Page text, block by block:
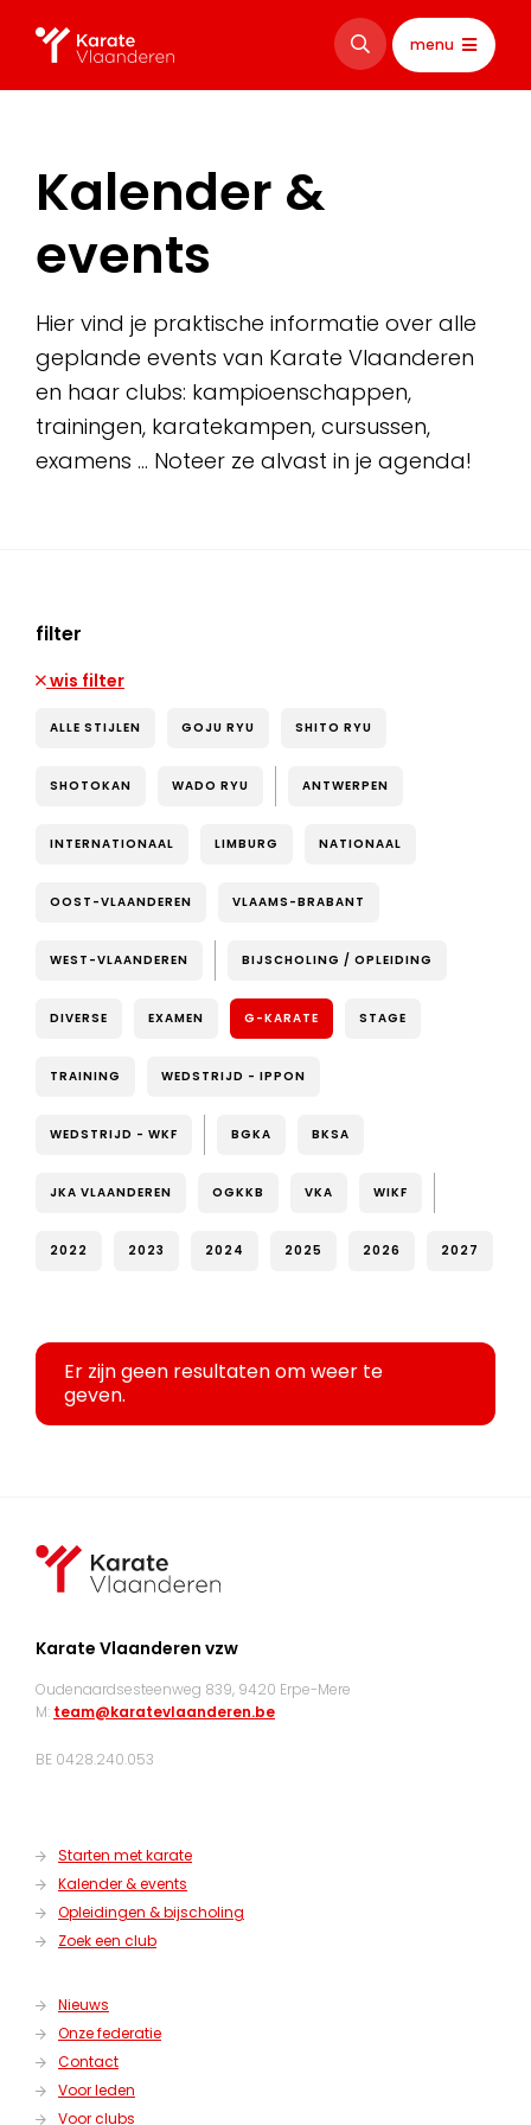
menu
Kalender &
events
Hier vind je praktische informatie over alle
geplande events van Karate Vlaanderen
en haar clubs: kampioenschappen,
trainingen, karatekampen, cursussen,
examens … Noteer ze alvast in je agenda!
filter
wis filter
ALLE STIJLEN GOJU RYU SHITO RYU
SHOTOKAN WADO RYU ANTWERPEN
INTERNATIONAAL LIMBURG NATIONAAL
OOST-VLAANDEREN VLAAMS-BRABANT
WEST-VLAANDEREN BIJSCHOLING / OPLEIDING
DIVERSE EXAMEN G-KARATE STAGE
TRAINING WEDSTRIJD - IPPON
WEDSTRIJD - WKF BGKA BKSA
JKA VLAANDEREN OGKKB VKA WIKF
2022 2023 2024 2025 2026 2027
Er zijn geen resultaten om weer te
geven.
Karate Vlaanderen vzw
Oudenaardsesteenweg 839, 9420 Erpe-Mere
M: team@karatevlaanderen.be
BE 0428.240.053
Starten met karate
Kalender & events
Opleidingen & bijscholing
Zoek een club
Nieuws
Onze federatie
Contact
Voor leden
Voor clubs